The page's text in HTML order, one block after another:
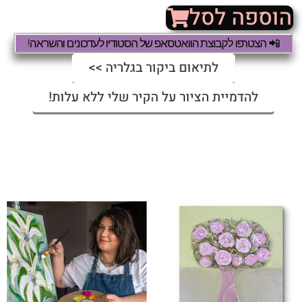
הוספה לסל
📲 הצטרפו לקבוצת הוואטסאפ של הסטודיו לעדכונים והשראה!
לתיאום ביקור בגלריה >>
להדמיית הציור על הקיר שלי ללא עלות!